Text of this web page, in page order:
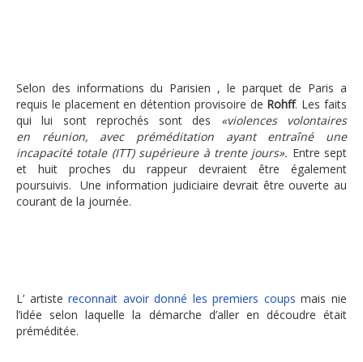
Selon des informations du Parisien , le parquet de Paris a
requis le placement en détention provisoire de Rohff. Les faits
qui lui sont reprochés sont des «violences volontaires
en réunion, avec préméditation ayant entraîné une
incapacité totale (ITT) supérieure à trente jours». Entre sept
et huit proches du rappeur devraient être également
poursuivis. Une information judiciaire devrait être ouverte au
courant de la journée.
L’ artistereconnait avoir donné les premiers coupsmais nie
l’idée selon laquelle la démarche d’aller en découdre était
préméditée.